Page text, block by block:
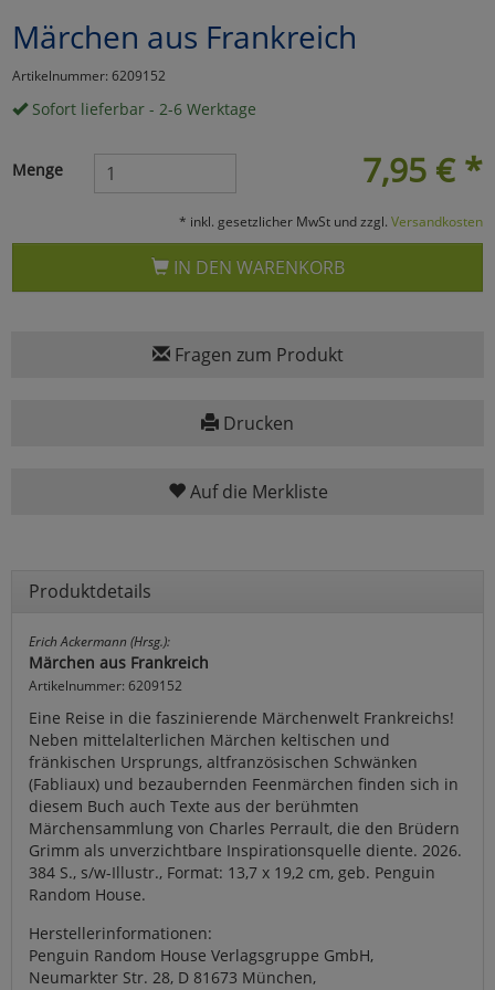
Märchen aus Frankreich
Artikelnummer: 6209152
Sofort lieferbar - 2-6 Werktage
7,95 € *
Menge
* inkl. gesetzlicher MwSt und zzgl. Versandkosten
IN DEN WARENKORB
Fragen zum Produkt
Drucken
Auf die Merkliste
Produktdetails
Erich Ackermann (Hrsg.):
Märchen aus Frankreich
Artikelnummer: 6209152
Eine Reise in die faszinierende Märchenwelt Frankreichs!
Neben mittelalterlichen Märchen keltischen und
fränkischen Ursprungs, altfranzösischen Schwänken
(Fabliaux) und bezaubernden Feenmärchen finden sich in
diesem Buch auch Texte aus der berühmten
Märchensammlung von Charles Perrault, die den Brüdern
Grimm als unverzichtbare Inspirationsquelle diente. 2026.
384 S., s/w-Illustr., Format: 13,7 x 19,2 cm, geb. Penguin
Random House.
Herstellerinformationen:
Penguin Random House Verlagsgruppe GmbH,
Neumarkter Str. 28, D 81673 München,
Marketing
Umfragetools
Cookies
Einstellungen speichern
zu Haupptseite